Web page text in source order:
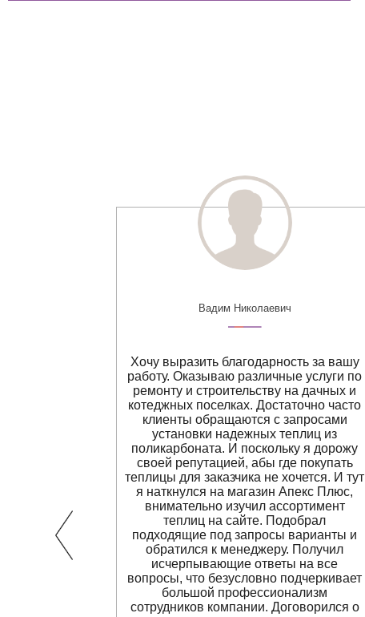
Вадим Николаевич
Хочу выразить благодарность за вашу
работу. Оказываю различные услуги по
ремонту и строительству на дачных и
котеджных поселках. Достаточно часто
клиенты обращаются с запросами
установки надежных теплиц из
поликарбоната. И поскольку я дорожу
своей репутацией, абы где покупать
теплицы для заказчика не хочется. И тут
я наткнулся на магазин Апекс Плюс,
внимательно изучил ассортимент
теплиц на сайте. Подобрал
подходящие под запросы варианты и
обратился к менеджеру. Получил
исчерпывающие ответы на все
вопросы, что безусловно подчеркивает
большой профессионализм
сотрудников компании. Договорился о